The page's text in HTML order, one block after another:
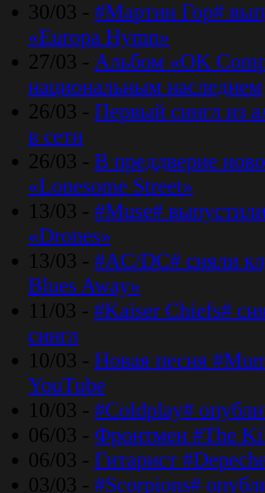
30/03 - #Мартин Гор#
«Europa Hymn»
27/03 - Альбом «OK
национальным наследием
26/03 - Первый сингл из
в сети
26/03 - В преддверие
«Lonesome Street»
13/03 - #Muse#
«Drones»
13/03 - #AC/DC# сняли
Blues Away»
11/03 - #Kaiser Chiefs#
сингл
10/03 - Новая песня
YouTube
10/03 - #Coldplay#
06/03 - Фронтмен #The
06/03 - Гитарист
03/03 - #Scorpions#